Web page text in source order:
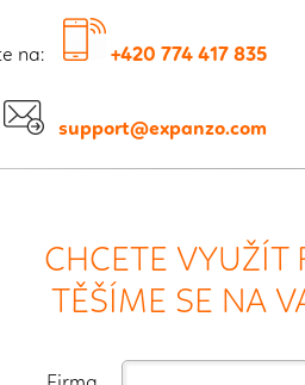
na: +420 774 417 835
support@expanzo.com
CHCETE VYUŽÍT
TĚŠÍME SE NA